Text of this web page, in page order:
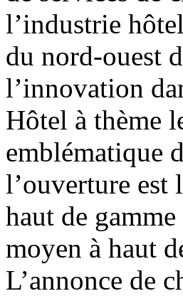
l’industrie
du nord-ouest
l’innovation
Hôtel à thème
emblématique
l’ouverture
haut de
moyen à haut
L’annonce de